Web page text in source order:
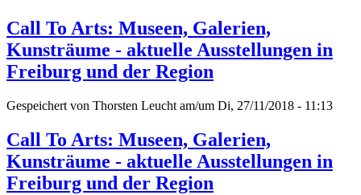
Call To Arts: Museen, Galerien,
Kunsträume - aktuelle Ausstellungen in
Freiburg und der Region
Gespeichert von Thorsten Leucht am/um Di, 27/11/2018 - 11:13
Call To Arts: Museen, Galerien,
Kunsträume - aktuelle Ausstellungen in
Freiburg und der Region